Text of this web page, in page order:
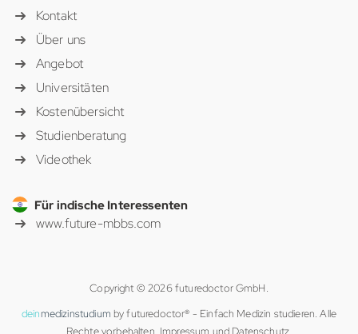
Kontakt
Über uns
Angebot
Universitäten
Kostenübersicht
Studienberatung
Videothek
Für indische Interessenten
www.future-mbbs.com
Copyright © 2026 futuredoctor GmbH.
deinmedizinstudium by futuredoctor® - Einfach Medizin studieren. Alle
Rechte vorbehalten. Impressum und Datenschutz